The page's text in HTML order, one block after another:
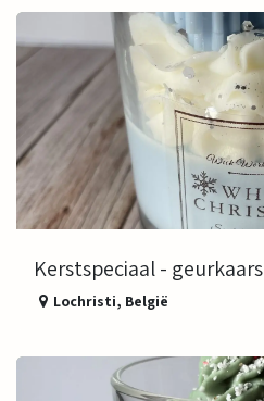
Kerstspeciaal - geurkaars
Lochristi, België